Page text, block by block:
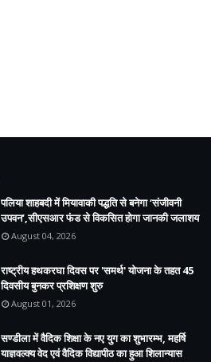
पलिया शाहबदी में मियावाकी पद्धति से बनेगा ‘संजीवनी
उपवन’,सीएसआर फंड से विकसित होगा जानकी जलाशय
August 04, 2026
राष्ट्रीय हथकरघा दिवस पर 'समर्थ' योजना के तहत 45
दिवसीय बुनकर प्रशिक्षण शुरु
August 01, 2026
सण्डीला में वैदिक शिक्षा के नए युग का शुभारम्भ, महर्षि
याज्ञवल्क्य वेद एवं वैदिक विद्यापीठ का हुआ शिलान्यास